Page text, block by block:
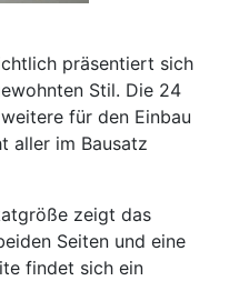
präsentiert sich
Stil. Die 24
für den Einbau
aller im Bausatz
zeigt das
Seiten und eine
findet sich ein